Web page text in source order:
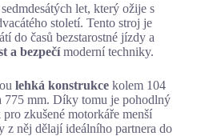
let, který ožije s
století. Tento stroj je
do časů bezstarostné jízdy a
a bezpečímoderní techniky.
lehká konstrukce kolem 104
775 mm. Díky tomu je pohodlný
zkušené motorkáře menší
z něj dělají ideálního partnera do